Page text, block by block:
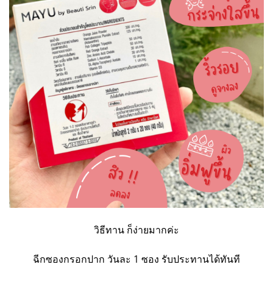
วิธีทาน ก็ง่ายมากค่ะ
ฉีกซองกรอกปาก วันละ 1 ซอง รับประทานได้ทันที